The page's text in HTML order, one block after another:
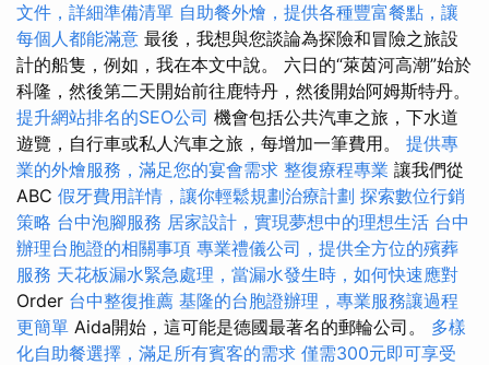
文件，詳細準備清單 自助餐外燴，提供各種豐富餐點，讓
每個人都能滿意 最後，我想與您談論為探險和冒險之旅設
計的船隻，例如，我在本文中說。 六日的“萊茵河高潮”始於
科隆，然後第二天開始前往鹿特丹，然後開始阿姆斯特丹。
提升網站排名的SEO公司 機會包括公共汽車之旅，下水道
遊覽，自行車或私人汽車之旅，每增加一筆費用。 提供專
業的外燴服務，滿足您的宴會需求 整復療程專業 讓我們從
ABC 假牙費用詳情，讓你輕鬆規劃治療計劃 探索數位行銷
策略 台中泡腳服務 居家設計，實現夢想中的理想生活 台中
辦理台胞證的相關事項 專業禮儀公司，提供全方位的殯葬
服務 天花板漏水緊急處理，當漏水發生時，如何快速應對
Order 台中整復推薦 基隆的台胞證辦理，專業服務讓過程
更簡單 Aida開始，這可能是德國最著名的郵輪公司。 多樣
化自助餐選擇，滿足所有賓客的需求 僅需300元即可享受